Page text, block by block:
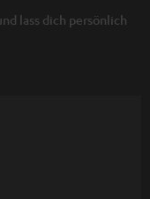
lass dich persönlich